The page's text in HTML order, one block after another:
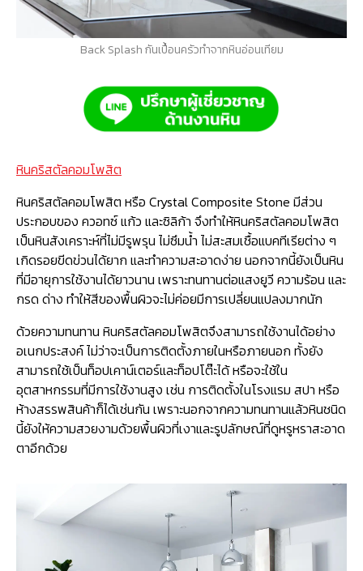
Back Splash กันเปื้อนครัวทำจากหินอ่อนเทียม
หินคริสตัลคอมโพสิต
หินคริสตัลคอมโพสิต หรือ Crystal Composite Stone มีส่วน
ประกอบของ ควอทซ์ แก้ว และซิลิก้า จึงทำให้หินคริสตัลคอมโพสิต
เป็นหินสังเคราะห์ที่ไม่มีรูพรุน ไม่ซึมน้ำ ไม่สะสมเชื้อแบคทีเรียต่าง ๆ
เกิดรอยขีดข่วนได้ยาก และทำความสะอาดง่าย นอกจากนี้ยังเป็นหิน
ที่มีอายุการใช้งานได้ยาวนาน เพราะทนทานต่อแสงยูวี ความร้อน และ
กรด ด่าง ทำให้สีของพื้นผิวจะไม่ค่อยมีการเปลี่ยนแปลงมากนัก
ด้วยความทนทาน หินคริสตัลคอมโพสิตจึงสามารถใช้งานได้อย่าง
อเนกประสงค์ ไม่ว่าจะเป็นการติดตั้งภายในหรือภายนอก ทั้งยัง
สามารถใช้เป็นท็อปเคาน์เตอร์และท็อปโต๊ะได้ หรือจะใช้ใน
อุตสาหกรรมที่มีการใช้งานสูง เช่น การติดตั้งในโรงแรม สปา หรือ
ห้างสรรพสินค้าก็ได้เช่นกัน เพราะนอกจากความทนทานแล้วหินชนิด
นี้ยังให้ความสวยงามด้วยพื้นผิวที่เงาและรูปลักษณ์ที่ดูหรูหราสะอาด
ตาอีกด้วย